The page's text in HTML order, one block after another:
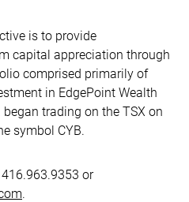
is to provide
capital appreciation through
comprised primarily of
in EdgePoint Wealth
trading on the TSX on
symbol CYB.
or
.